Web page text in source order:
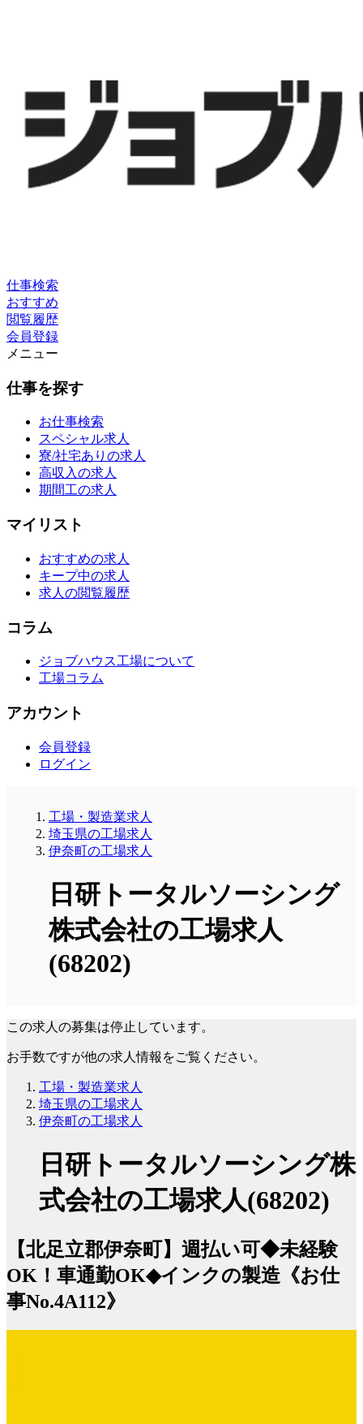
仕事検索
おすすめ
閲覧履歴
会員登録
メニュー
仕事を探す
お仕事検索
スペシャル求人
寮/社宅ありの求人
高収入の求人
期間工の求人
マイリスト
おすすめの求人
キープ中の求人
求人の閲覧履歴
コラム
ジョブハウス工場について
工場コラム
アカウント
会員登録
ログイン
工場・製造業求人
埼玉県の工場求人
伊奈町の工場求人
日研トータルソーシング
株式会社の工場求人
(68202)
この求人の募集は停止しています。
お手数ですが他の求人情報をご覧ください。
工場・製造業求人
埼玉県の工場求人
伊奈町の工場求人
日研トータルソーシング株
式会社の工場求人(68202)
【北足立郡伊奈町】週払い可◆未経験
OK！車通勤OK◆インクの製造《お仕
事No.4A112》